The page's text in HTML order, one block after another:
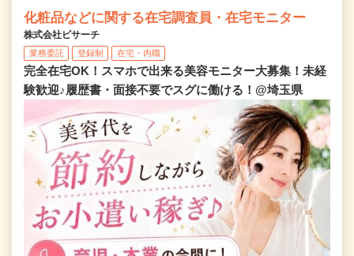
化粧品などに関する在宅調査員・在宅モニター
株式会社ビサーチ
業務委託 登録制 在宅・内職
完全在宅OK！スマホで出来る美容モニター大募集！未経
験歓迎♪履歴書・面接不要でスグに働ける！@埼玉県